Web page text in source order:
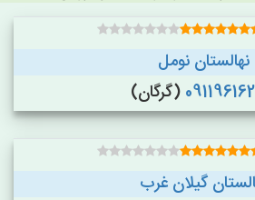
نهالستان نومل
(گرگان)
گیلان غرب